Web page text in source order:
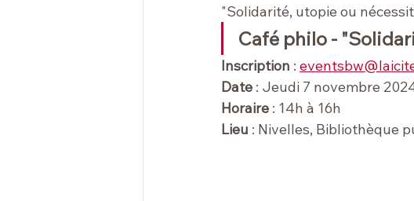
"Solidarité, utopie ou
Café philo -
Inscription :
Date : Jeudi 7 novembre
Horaire : 14h à 16h
Lieu : Nivelles, Bibliothèque